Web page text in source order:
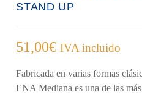
STAND UP
51,00€ IVA incluido
Fabricada en varias formas
ENA Mediana es una de las